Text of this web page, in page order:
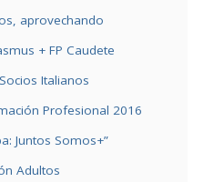
aprovechando
+ FP Caudete
Italianos
Profesional 2016
Juntos Somos+”
Adultos